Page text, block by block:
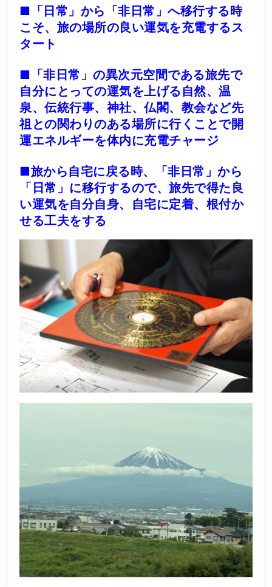
■「日常」から「非日常」へ移行する時
こそ、旅の場所の良い運気を充電するス
タート
■「非日常」の異次元空間である旅先で
自分にとっての運気を上げる自然、温
泉、伝統行事、神社、仏閣、教会など先
祖との関わりのある場所に行くことで開
運エネルギーを体内に充電チャージ
■旅から自宅に戻る時、「非日常」から
「日常」に移行するので、旅先で得た良
い運気を自分自身、自宅に定着、根付か
せる工夫をする